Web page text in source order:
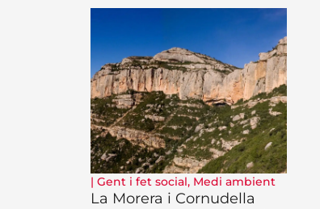
| Gent i fet social, Medi ambient
La Morera i Cornudella